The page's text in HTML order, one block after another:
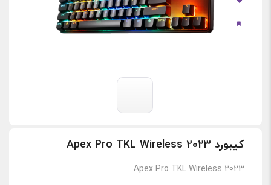
کیبورد Apex Pro TKL Wireless 2023
Apex Pro TKL Wireless 2023